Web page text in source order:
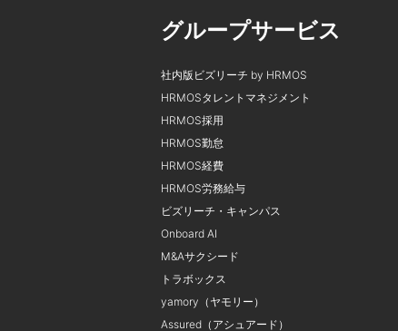
グループサービス
社内版ビズリーチ by HRMOS
HRMOSタレントマネジメント
HRMOS採用
HRMOS勤怠
HRMOS経費
HRMOS労務給与
ビズリーチ・キャンパス
Onboard AI
M&Aサクシード
トラボックス
yamory（ヤモリー）
Assured（アシュアード）